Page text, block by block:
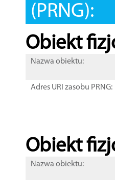
(PRNG):
Obiekt
Nazwa obiektu:
Adres URI zasobu PRNG:
Obiekt
Nazwa obiektu: